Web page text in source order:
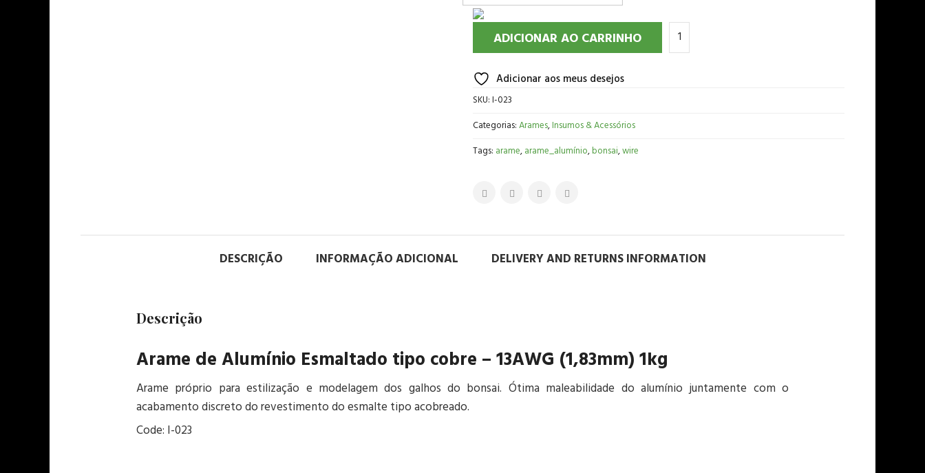
ADICIONAR AO CARRINHO
Adicionar aos meus desejos
SKU:I-023
Categorias:Arames,Insumos & Acessórios
Tags: arame,arame_alumínio,bonsai,wire
DESCRIÇÃO INFORMAÇÃO ADICIONAL DELIVERY AND RETURNS INFORMATION
Descrição
Arame de Alumínio Esmaltado tipo cobre – 13AWG (1,83mm) 1kg
Arame próprio para estilização e modelagem dos galhos do bonsai. Ótima maleabilidade do alumínio juntamente com o
acabamento discreto do revestimento do esmalte tipo acobreado.
Code: I-023